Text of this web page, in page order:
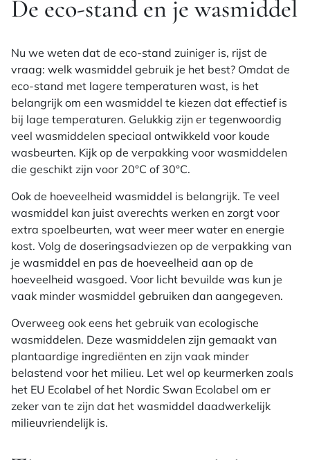
De eco-stand en je wasmiddel
Nu we weten dat de eco-stand zuiniger is, rijst de
vraag: welk wasmiddel gebruik je het best? Omdat de
eco-stand met lagere temperaturen wast, is het
belangrijk om een wasmiddel te kiezen dat effectief is
bij lage temperaturen. Gelukkig zijn er tegenwoordig
veel wasmiddelen speciaal ontwikkeld voor koude
wasbeurten. Kijk op de verpakking voor wasmiddelen
die geschikt zijn voor 20°C of 30°C.
Ook de hoeveelheid wasmiddel is belangrijk. Te veel
wasmiddel kan juist averechts werken en zorgt voor
extra spoelbeurten, wat weer meer water en energie
kost. Volg de doseringsadviezen op de verpakking van
je wasmiddel en pas de hoeveelheid aan op de
hoeveelheid wasgoed. Voor licht bevuilde was kun je
vaak minder wasmiddel gebruiken dan aangegeven.
Overweeg ook eens het gebruik van ecologische
wasmiddelen. Deze wasmiddelen zijn gemaakt van
plantaardige ingrediënten en zijn vaak minder
belastend voor het milieu. Let wel op keurmerken zoals
het EU Ecolabel of het Nordic Swan Ecolabel om er
zeker van te zijn dat het wasmiddel daadwerkelijk
milieuvriendelijk is.